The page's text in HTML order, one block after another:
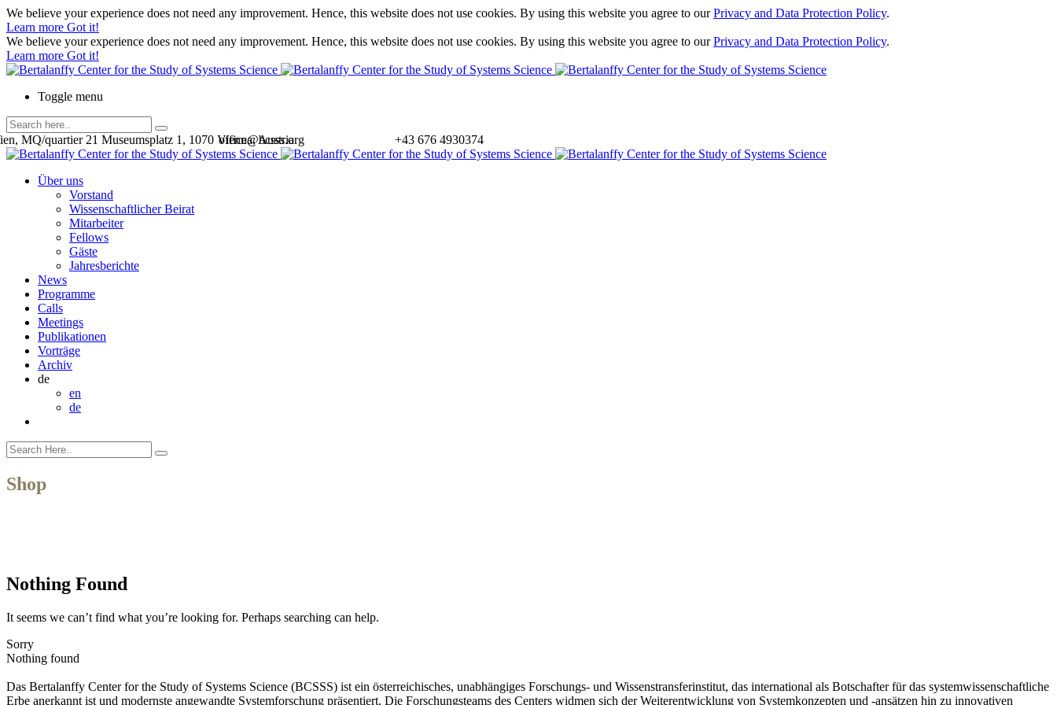
We believe your experience does not need any improvement. Hence, this website does not use cookies. By using this website you agree to ourPrivacy and Data Protection Policy.
Learn more Got it!
We believe your experience does not need any improvement. Hence, this website does not use cookies. By using this website you agree to ourPrivacy and Data Protection Policy.
Learn more Got it!
Toggle menu
+43 676 4930374
office@bcsss.org
MQ/quartier 21 Museumsplatz 1, 1070 Vienna, Austria
Über uns
Vorstand
Wissenschaftlicher Beirat
Mitarbeiter
Fellows
Gäste
Jahresberichte
News
Programme
Calls
Meetings
Publikationen
Vorträge
Archiv
de
en
de
Shop
Nothing Found
It seems we can’t find what you’re looking for. Perhaps searching can help.
Sorry
Nothing found
Das Bertalanffy Center for the Study of Systems Science (BCSSS) ist ein österreichisches, unabhängiges Forschungs- und Wissenstransferinstitut, das international als Botschafter für das systemwissenschaftliche
Erbe anerkannt ist und modernste angewandte Systemforschung präsentiert. Die Forschungsteams des Centers widmen sich der Weiterentwicklung von Systemkonzepten und -ansätzen hin zu innovativen